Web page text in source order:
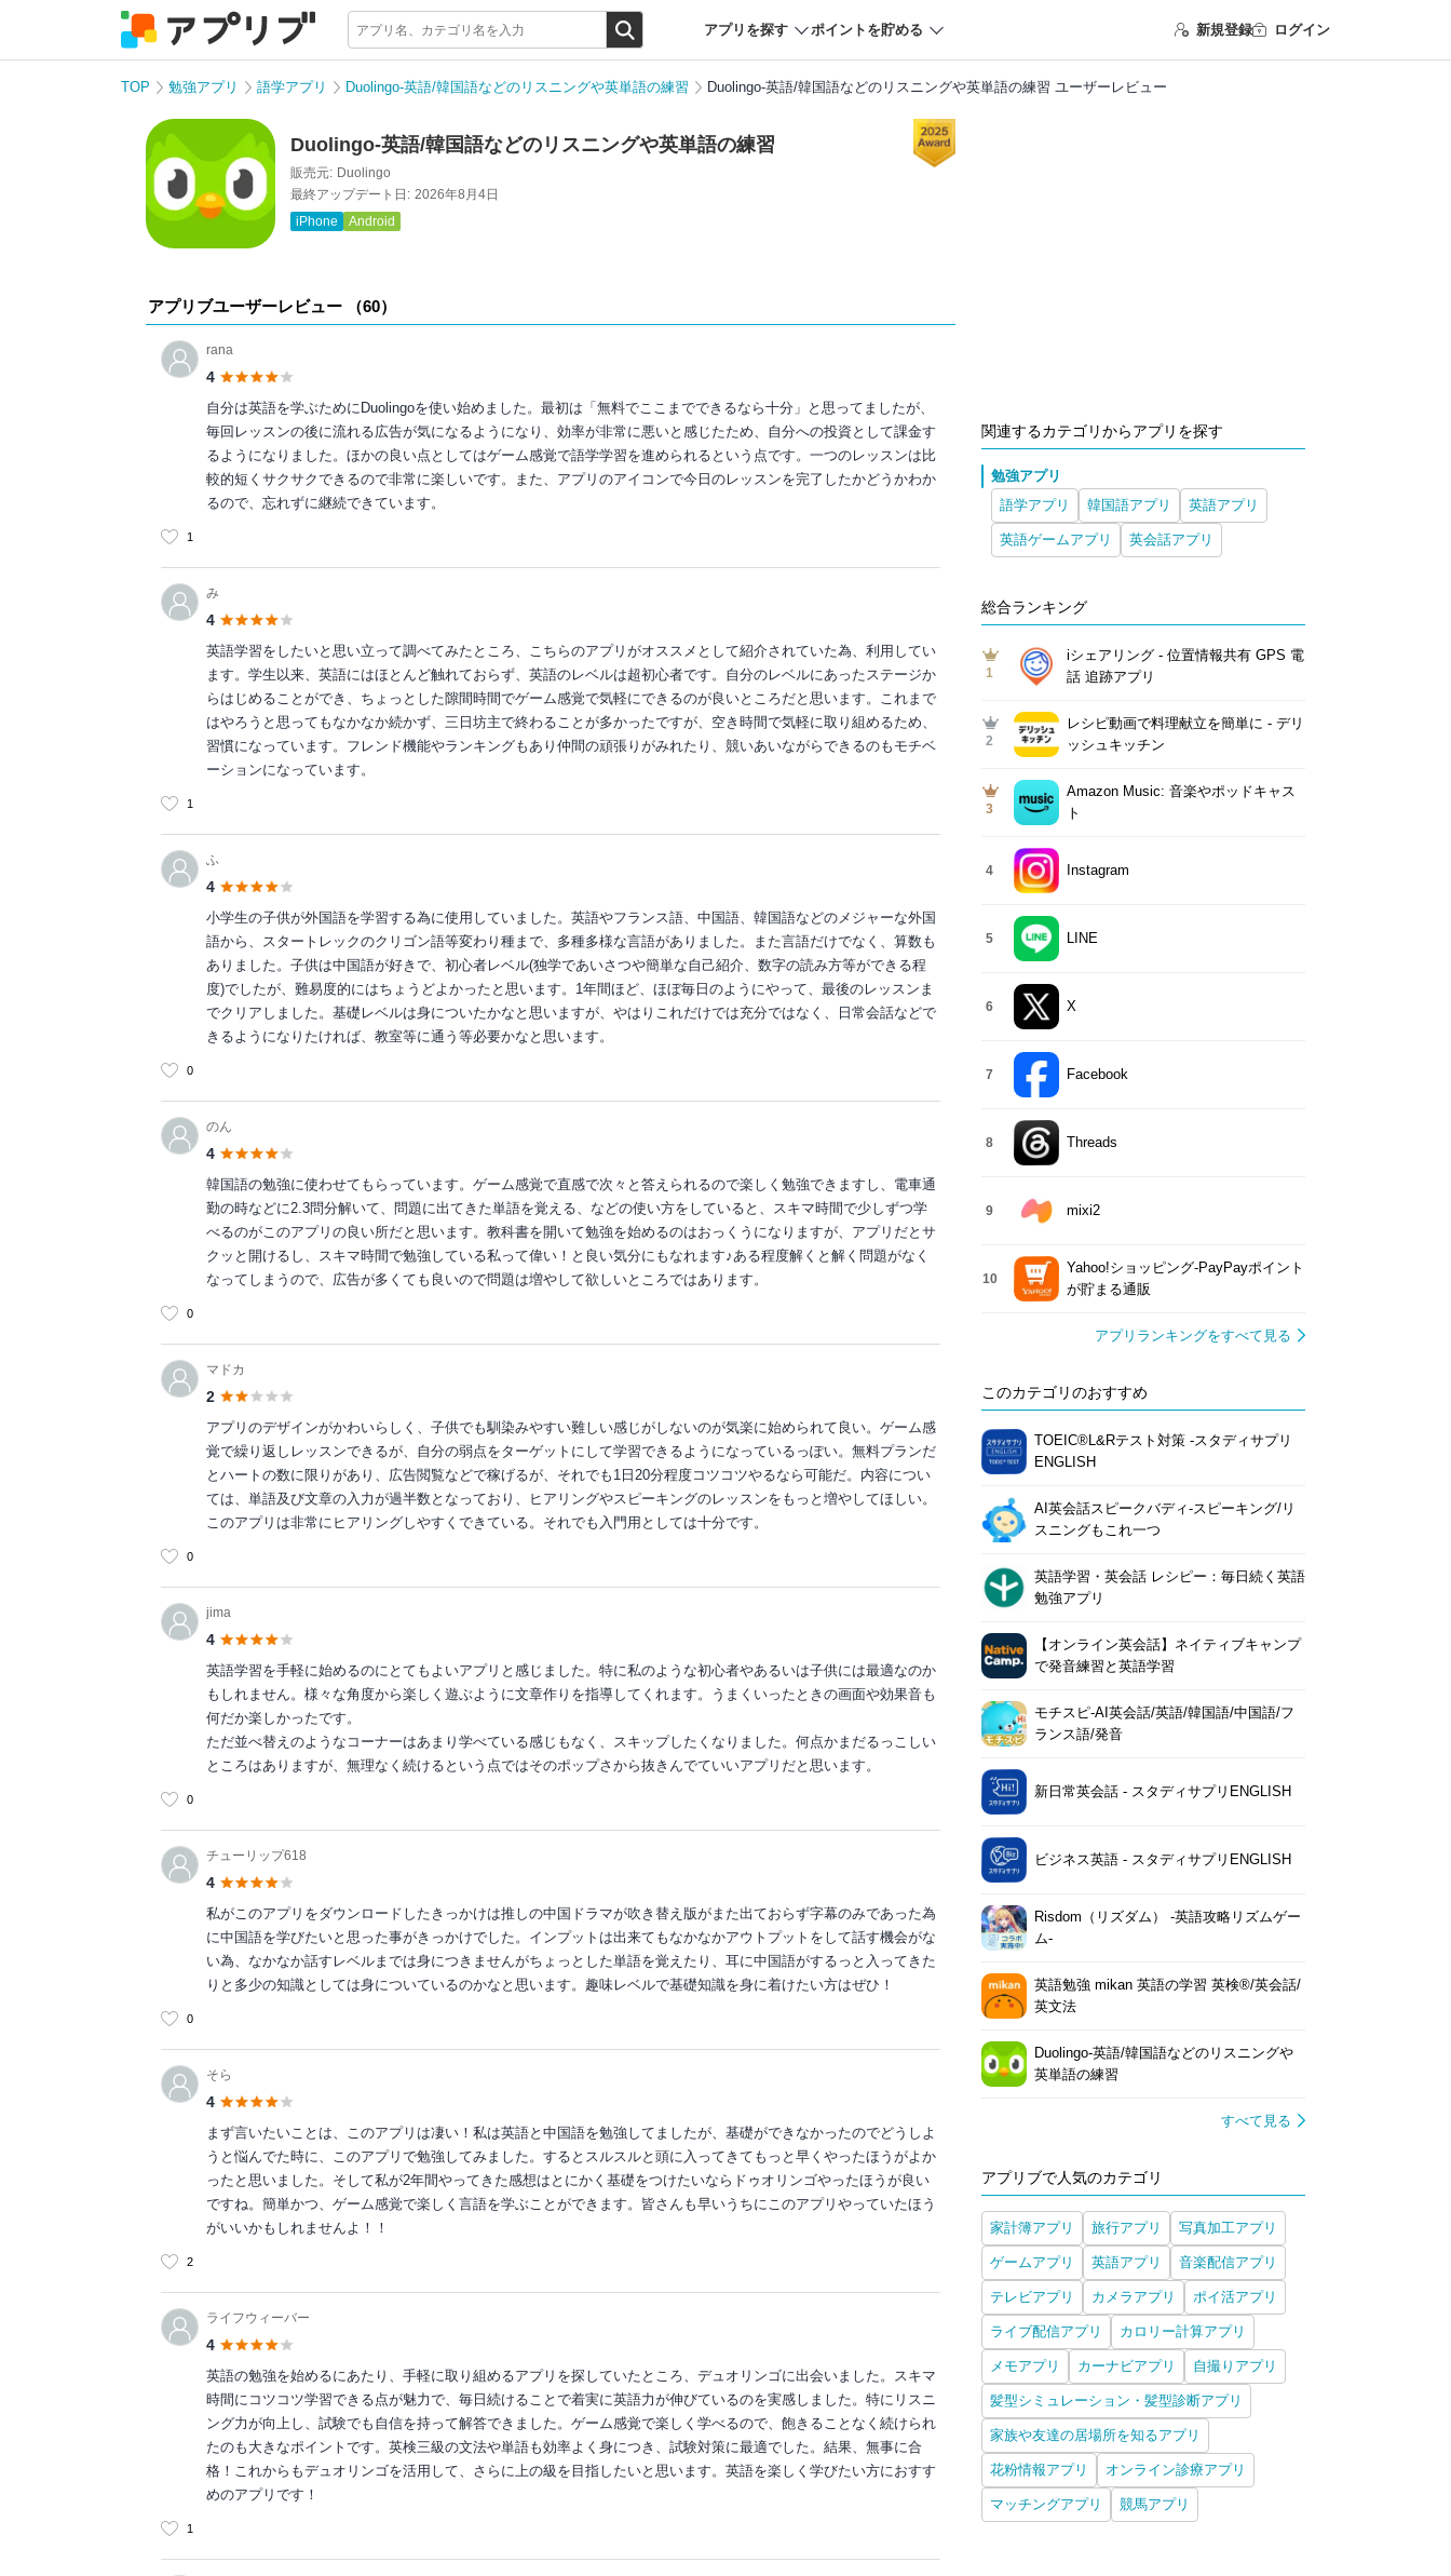
アプリを探す ポイントを貯める 新規登録 ログイン
TOP 勉強アプリ 語学アプリ Duolingo-英語/韓国語などのリスニングや英単語の練習 Duolingo-英語/韓国語などのリスニングや英単語の練習 ユーザーレビュー
Duolingo-英語/韓国語などのリスニングや英単語の練習
販売元: Duolingo
最終アップデート日: 2026年8月4日
iPhone
Android
アプリブユーザーレビュー （60）
rana
4
自分は英語を学ぶためにDuolingoを使い始めました。最初は「無料でここまでできるなら十分」と思ってましたが、
毎回レッスンの後に流れる広告が気になるようになり、効率が非常に悪いと感じたため、自分への投資として課金す
るようになりました。ほかの良い点としてはゲーム感覚で語学学習を進められるという点です。一つのレッスンは比
較的短くサクサクできるので非常に楽しいです。また、アプリのアイコンで今日のレッスンを完了したかどうかわか
るので、忘れずに継続できています。
1
み
4
英語学習をしたいと思い立って調べてみたところ、こちらのアプリがオススメとして紹介されていた為、利用してい
ます。学生以来、英語にはほとんど触れておらず、英語のレベルは超初心者です。自分のレベルにあったステージか
らはじめることができ、ちょっとした隙間時間でゲーム感覚で気軽にできるのが良いところだと思います。これまで
はやろうと思ってもなかなか続かず、三日坊主で終わることが多かったですが、空き時間で気軽に取り組めるため、
習慣になっています。フレンド機能やランキングもあり仲間の頑張りがみれたり、競いあいながらできるのもモチベ
ーションになっています。
1
ふ
4
小学生の子供が外国語を学習する為に使用していました。英語やフランス語、中国語、韓国語などのメジャーな外国
語から、スタートレックのクリゴン語等変わり種まで、多種多様な言語がありました。また言語だけでなく、算数も
ありました。子供は中国語が好きで、初心者レベル(独学であいさつや簡単な自己紹介、数字の読み方等ができる程
度)でしたが、難易度的にはちょうどよかったと思います。1年間ほど、ほぼ毎日のようにやって、最後のレッスンま
でクリアしました。基礎レベルは身についたかなと思いますが、やはりこれだけでは充分ではなく、日常会話などで
きるようになりたければ、教室等に通う等必要かなと思います。
0
のん
4
韓国語の勉強に使わせてもらっています。ゲーム感覚で直感で次々と答えられるので楽しく勉強できますし、電車通
勤の時などに2.3問分解いて、問題に出てきた単語を覚える、などの使い方をしていると、スキマ時間で少しずつ学
べるのがこのアプリの良い所だと思います。教科書を開いて勉強を始めるのはおっくうになりますが、アプリだとサ
クッと開けるし、スキマ時間で勉強している私って偉い！と良い気分にもなれます♪ある程度解くと解く問題がなく
なってしまうので、広告が多くても良いので問題は増やして欲しいところではあります。
0
マドカ
2
アプリのデザインがかわいらしく、子供でも馴染みやすい難しい感じがしないのが気楽に始められて良い。ゲーム感
覚で繰り返しレッスンできるが、自分の弱点をターゲットにして学習できるようになっているっぽい。無料プランだ
とハートの数に限りがあり、広告閲覧などで稼げるが、それでも1日20分程度コツコツやるなら可能だ。内容につい
ては、単語及び文章の入力が過半数となっており、ヒアリングやスピーキングのレッスンをもっと増やしてほしい。
このアプリは非常にヒアリングしやすくできている。それでも入門用としては十分です。
0
jima
4
英語学習を手軽に始めるのにとてもよいアプリと感じました。特に私のような初心者やあるいは子供には最適なのか
もしれません。様々な角度から楽しく遊ぶように文章作りを指導してくれます。うまくいったときの画面や効果音も
何だか楽しかったです。
ただ並べ替えのようなコーナーはあまり学べている感じもなく、スキップしたくなりました。何点かまだるっこしい
ところはありますが、無理なく続けるという点ではそのポップさから抜きんでていいアプリだと思います。
0
チューリップ618
4
私がこのアプリをダウンロードしたきっかけは推しの中国ドラマが吹き替え版がまた出ておらず字幕のみであった為
に中国語を学びたいと思った事がきっかけでした。インプットは出来てもなかなかアウトプットをして話す機会がな
い為、なかなか話すレベルまでは身につきませんがちょっとした単語を覚えたり、耳に中国語がするっと入ってきた
りと多少の知識としては身についているのかなと思います。趣味レベルで基礎知識を身に着けたい方はぜひ！
0
そら
4
まず言いたいことは、このアプリは凄い！私は英語と中国語を勉強してましたが、基礎ができなかったのでどうしよ
うと悩んでた時に、このアプリで勉強してみました。するとスルスルと頭に入ってきてもっと早くやったほうがよか
ったと思いました。そして私が2年間やってきた感想はとにかく基礎をつけたいならドゥオリンゴやったほうが良い
ですね。簡単かつ、ゲーム感覚で楽しく言語を学ぶことができます。皆さんも早いうちにこのアプリやっていたほう
がいいかもしれませんよ！！
2
ライフウィーバー
4
英語の勉強を始めるにあたり、手軽に取り組めるアプリを探していたところ、デュオリンゴに出会いました。スキマ
時間にコツコツ学習できる点が魅力で、毎日続けることで着実に英語力が伸びているのを実感しました。特にリスニ
ング力が向上し、試験でも自信を持って解答できました。ゲーム感覚で楽しく学べるので、飽きることなく続けられ
たのも大きなポイントです。英検三級の文法や単語も効率よく身につき、試験対策に最適でした。結果、無事に合
格！これからもデュオリンゴを活用して、さらに上の級を目指したいと思います。英語を楽しく学びたい方におすす
めのアプリです！
1
関連するカテゴリからアプリを探す
勉強アプリ
語学アプリ
韓国語アプリ 英語アプリ
英語ゲームアプリ 英会話アプリ
総合ランキング
1
iシェアリング - 位置情報共有 GPS 電
話 追跡アプリ
2
レシピ動画で料理献立を簡単‪に - デリ
ッシュキッチン
3
Amazon Music: 音楽やポッドキャス
ト
4 Instagram
5 LINE
6 X
7 Facebook
8 Threads
9 mixi2
10
Yahoo!ショッピング-PayPayポイント
が貯まる通販
アプリランキングをすべて見る
このカテゴリのおすすめ
TOEIC®L&Rテスト対策 -スタディサプリ
ENGLISH
AI英会話スピークバディ-スピーキング/リ
スニングもこれ一つ
英語学習・英会話 レシピー：毎日続く英語
勉強アプリ
【オンライン英会話】ネイティブキャンプ
で発音練習と英語学習
モチスピ-AI英会話/英語/韓国語/中国語/フ
ランス語/発音
新日常英会話 - スタディサプリENGLISH
ビジネス英語 - スタディサプリENGLISH
Risdom（リズダム） -英語攻略リズムゲー
ム-
英語勉強 mikan 英語の学習 英検®/英会話/
英文法
Duolingo-英語/韓国語などのリスニングや
英単語の練習
すべて見る
アプリブで人気のカテゴリ
家計簿アプリ 旅行アプリ 写真加工アプリ
ゲームアプリ 英語アプリ 音楽配信アプリ
テレビアプリ カメラアプリ ポイ活アプリ
ライブ配信アプリ カロリー計算アプリ
メモアプリ カーナビアプリ 自撮りアプリ
髪型シミュレーション・髪型診断アプリ
家族や友達の居場所を知るアプリ
花粉情報アプリ オンライン診療アプリ
マッチングアプリ 競馬アプリ